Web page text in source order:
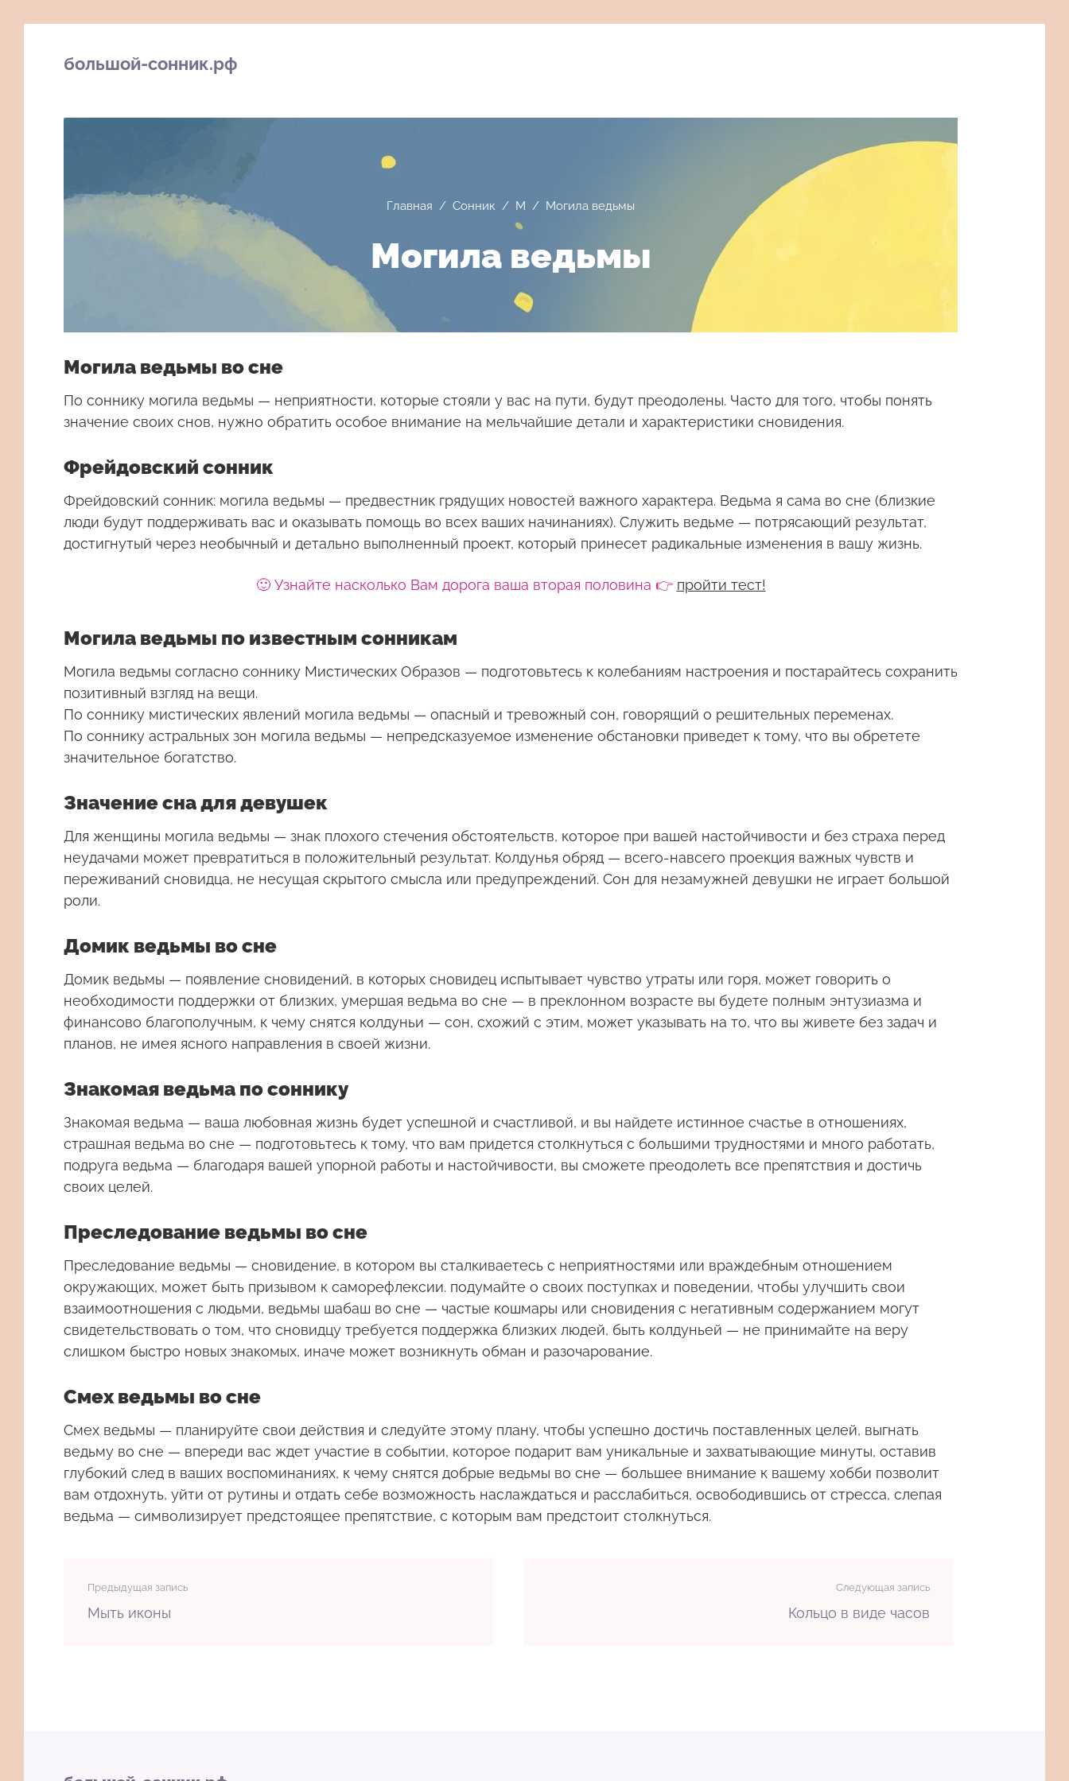
большой-сонник.рф
Главная / Сонник / М / Могила ведьмы
Могила ведьмы
Могила ведьмы во сне
По соннику могила ведьмы — неприятности, которые стояли у вас на пути, будут преодолены. Часто для того, чтобы понять
значение своих снов, нужно обратить особое внимание на мельчайшие детали и характеристики сновидения.
Фрейдовский сонник
Фрейдовский сонник: могила ведьмы — предвестник грядущих новостей важного характера. Ведьма я сама во сне (близкие
люди будут поддерживать вас и оказывать помощь во всех ваших начинаниях). Служить ведьме — потрясающий результат,
достигнутый через необычный и детально выполненный проект, который принесет радикальные изменения в вашу жизнь.
🙂 Узнайте насколько Вам дорога ваша вторая половина 👉 пройти тест!
Могила ведьмы по известным сонникам
Могила ведьмы согласно соннику Мистических Образов — подготовьтесь к колебаниям настроения и постарайтесь сохранить
позитивный взгляд на вещи.
По соннику мистических явлений могила ведьмы — опасный и тревожный сон, говорящий о решительных переменах.
По соннику астральных зон могила ведьмы — непредсказуемое изменение обстановки приведет к тому, что вы обретете
значительное богатство.
Значение сна для девушек
Для женщины могила ведьмы — знак плохого стечения обстоятельств, которое при вашей настойчивости и без страха перед
неудачами может превратиться в положительный результат. Колдунья обряд — всего-навсего проекция важных чувств и
переживаний сновидца, не несущая скрытого смысла или предупреждений. Сон для незамужней девушки не играет большой
роли.
Домик ведьмы во сне
Домик ведьмы — появление сновидений, в которых сновидец испытывает чувство утраты или горя, может говорить о
необходимости поддержки от близких, умершая ведьма во сне — в преклонном возрасте вы будете полным энтузиазма и
финансово благополучным, к чему снятся колдуньи — сон, схожий с этим, может указывать на то, что вы живете без задач и
планов, не имея ясного направления в своей жизни.
Знакомая ведьма по соннику
Знакомая ведьма — ваша любовная жизнь будет успешной и счастливой, и вы найдете истинное счастье в отношениях,
страшная ведьма во сне — подготовьтесь к тому, что вам придется столкнуться с большими трудностями и много работать,
подруга ведьма — благодаря вашей упорной работы и настойчивости, вы сможете преодолеть все препятствия и достичь
своих целей.
Преследование ведьмы во сне
Преследование ведьмы — сновидение, в котором вы сталкиваетесь с неприятностями или враждебным отношением
окружающих, может быть призывом к саморефлексии. подумайте о своих поступках и поведении, чтобы улучшить свои
взаимоотношения с людьми, ведьмы шабаш во сне — частые кошмары или сновидения с негативным содержанием могут
свидетельствовать о том, что сновидцу требуется поддержка близких людей, быть колдуньей — не принимайте на веру
слишком быстро новых знакомых, иначе может возникнуть обман и разочарование.
Смех ведьмы во сне
Смех ведьмы — планируйте свои действия и следуйте этому плану, чтобы успешно достичь поставленных целей, выгнать
ведьму во сне — впереди вас ждет участие в событии, которое подарит вам уникальные и захватывающие минуты, оставив
глубокий след в ваших воспоминаниях, к чему снятся добрые ведьмы во сне — большее внимание к вашему хобби позволит
вам отдохнуть, уйти от рутины и отдать себе возможность наслаждаться и расслабиться, освободившись от стресса, слепая
ведьма — символизирует предстоящее препятствие, с которым вам предстоит столкнуться.
Предыдущая запись
Мыть иконы
Следующая запись
Кольцо в виде часов